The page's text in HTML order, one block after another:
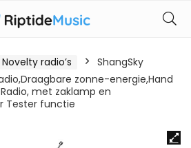
Novelty radio’s
ShangSky
zonne-energie,Hand
Radio, met zaklamp en
Tester functie